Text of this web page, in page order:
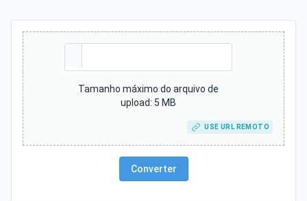
Tamanho máximo do arquivo de
upload: 5 MB
USE URL REMOTO
Converter